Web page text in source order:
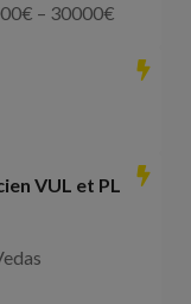
€ – 30000€
VUL et PL